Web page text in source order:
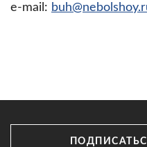
e-mail: